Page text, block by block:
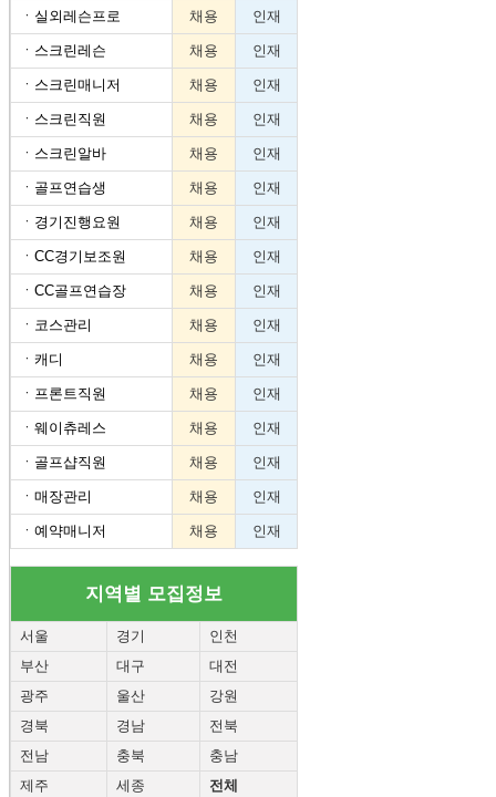
ㆍ 실외레슨프로 채용 인재
ㆍ 스크린레슨 채용 인재
ㆍ 스크린매니저 채용 인재
ㆍ 스크린직원 채용 인재
ㆍ 스크린알바 채용 인재
ㆍ 골프연습생 채용 인재
ㆍ 경기진행요원 채용 인재
ㆍ CC경기보조원 채용 인재
ㆍ CC골프연습장 채용 인재
ㆍ 코스관리 채용 인재
ㆍ 캐디 채용 인재
ㆍ 프론트직원 채용 인재
ㆍ 웨이츄레스 채용 인재
ㆍ 골프샵직원 채용 인재
ㆍ 매장관리 채용 인재
ㆍ 예약매니저 채용 인재
지역별 모집정보
서울 경기
인천
부산
대구
대전
광주
울산
강원
경북
경남
전북
전남
충북
충남
제주
세종 전체